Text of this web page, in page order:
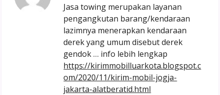
Jasa towing merupakan layanan
pengangkutan barang/kendaraan
lazimnya menerapkan kendaraan
derek yang umum disebut derek
gendok … info lebih lengkap
https://kirimmobilluarkota.blogspot.c
om/2020/11/kirim-mobil-jogja-
jakarta-alatberatid.html